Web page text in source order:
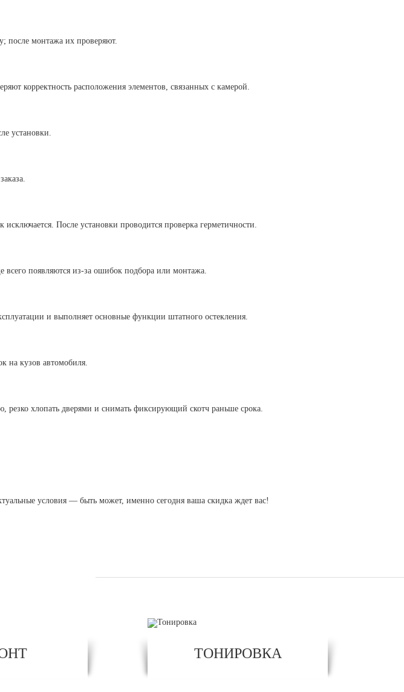
после монтажа их проверяют.
корректность расположения элементов, связанных с камерой.
установки.
После установки проводится проверка герметичности.
появляются из-за ошибок подбора или монтажа.
и выполняет основные функции штатного остекления.
на кузов автомобиля.
резко хлопать дверями и снимать фиксирующий скотч раньше срока.
условия — быть может, именно сегодня ваша скидка ждет вас!
ТОНИРОВКА